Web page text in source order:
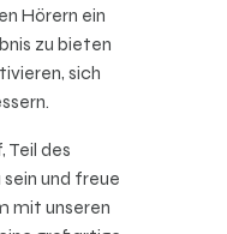
Hörern ein
zu bieten
sich
Teil des
und freue
mit unseren